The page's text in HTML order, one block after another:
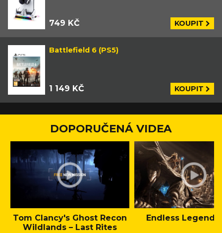
749 KČ KOUPIT
Battlefield 6 (PS5)
1 149 KČ KOUPIT
DOPORUČENÁ VIDEA
Tom Clancy's Ghost Recon
Wildlands – Last Rites
Endless Legend